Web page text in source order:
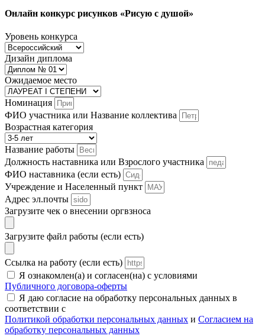
Онлайн конкурс рисунков «Рисую с душой»
Уровень конкурса
Дизайн диплома
Ожидаемое место
Номинация
ФИО участника или Название коллектива
Возрастная категория
Название работы
Должность наставника или Взрослого участника
ФИО наставника (если есть)
Учреждение и Населенный пункт
Адрес эл.почты
Загрузите чек о внесении оргвзноса
Загрузите файл работы (если есть)
Ссылка на работу (если есть)
Я ознакомлен(а) и согласен(на) с условиями
Публичного договора-оферты
Я даю согласие на обработку персональных данных в
соответствии с
Политикой обработки персональных данных и Согласием на
обработку персональных данных